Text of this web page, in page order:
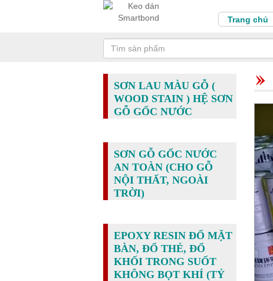
Trang chủ
SƠN LAU MÀU GỖ (
WOOD STAIN ) HỆ SƠN
GỖ GỐC NƯỚC
SƠN GỖ GỐC NƯỚC
AN TOÀN (CHO GỖ
NỘI THẤT, NGOÀI
TRỜI)
EPOXY RESIN ĐỔ MẶT
BÀN, ĐỔ THẺ, ĐỔ
KHỐI TRONG SUỐT
KHÔNG BỌT KHÍ (TỶ